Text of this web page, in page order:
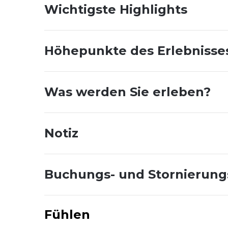
Wichtigste Highlights
Höhepunkte des
Was werden Sie erleben?
Notiz
Buchungs- und
Fühlen